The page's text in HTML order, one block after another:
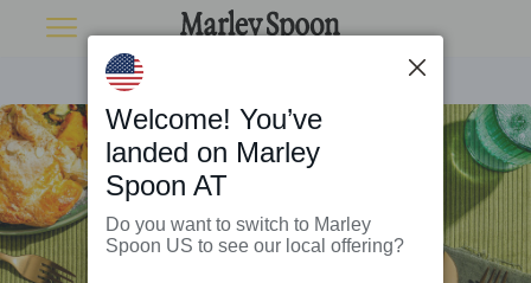
Welcome! You’ve
landed on Marley
Spoon AT
Do you want to switch to Marley
Spoon US to see our local offering?